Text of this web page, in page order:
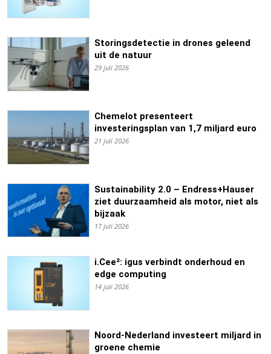
Storingsdetectie in drones geleend
uit de natuur
29 juli 2026
Chemelot presenteert
investeringsplan van 1,7 miljard euro
21 juli 2026
Sustainability 2.0 – Endress+Hauser
ziet duurzaamheid als motor, niet als
bijzaak
17 juli 2026
i.Cee²: igus verbindt onderhoud en
edge computing
14 juli 2026
Noord-Nederland investeert miljard in
groene chemie